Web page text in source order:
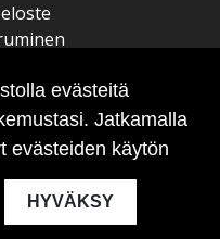
evästeitä
Jatkamalla
evästeiden käytön
HYVÄKSY